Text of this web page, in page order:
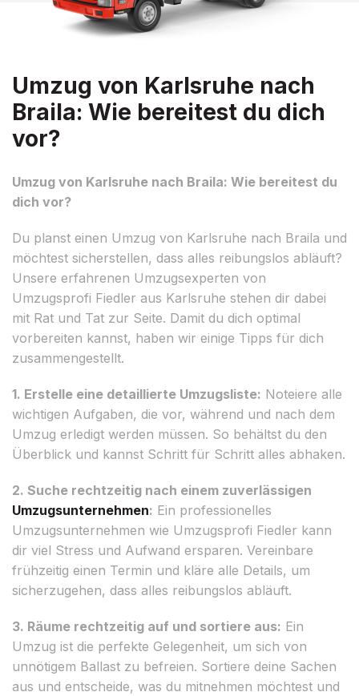
Umzug von Karlsruhe nach
Braila: Wie bereitest du dich
vor?
Umzug von Karlsruhe nach Braila: Wie bereitest du
dich vor?
Du planst einen Umzug von Karlsruhe nach Braila und
möchtest sicherstellen, dass alles reibungslos abläuft?
Unsere erfahrenen Umzugsexperten von
Umzugsprofi Fiedler aus Karlsruhe stehen dir dabei
mit Rat und Tat zur Seite. Damit du dich optimal
vorbereiten kannst, haben wir einige Tipps für dich
zusammengestellt.
1. Erstelle eine detaillierte Umzugsliste: Noteiere alle
wichtigen Aufgaben, die vor, während und nach dem
Umzug erledigt werden müssen. So behältst du den
Überblick und kannst Schritt für Schritt alles abhaken.
2. Suche rechtzeitig nach einem zuverlässigen
Umzugsunternehmen: Ein professionelles
Umzugsunternehmen wie Umzugsprofi Fiedler kann
dir viel Stress und Aufwand ersparen. Vereinbare
frühzeitig einen Termin und kläre alle Details, um
sicherzugehen, dass alles reibungslos abläuft.
3. Räume rechtzeitig auf und sortiere aus: Ein
Umzug ist die perfekte Gelegenheit, um sich von
unnötigem Ballast zu befreien. Sortiere deine Sachen
aus und entscheide, was du mitnehmen möchtest und